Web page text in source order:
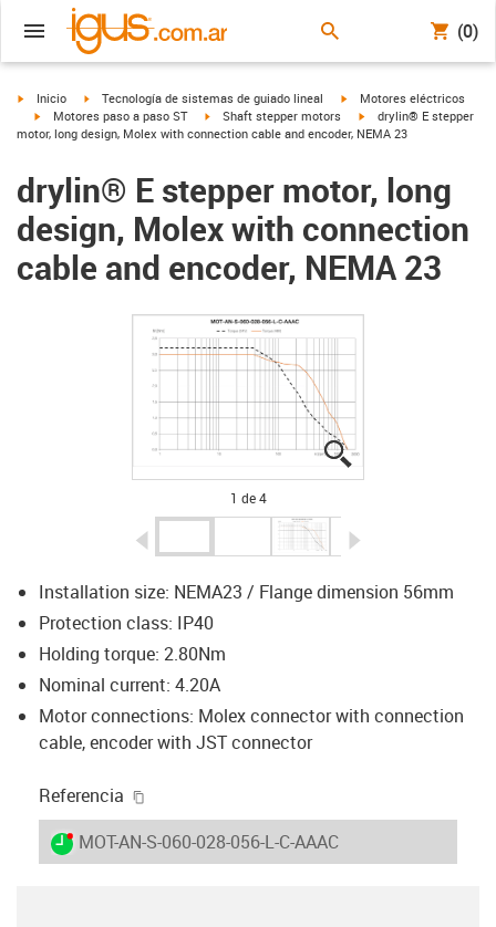
(0)
igus-icon-arrow-right
Inicio igus-icon-arrow-right
Tecnología de sistemas de guiado lineal igus-icon-arrow-right
Motores eléctricos
igus-icon-arrow-right
Motores paso a paso ST igus-icon-arrow-right
Shaft stepper motors igus-icon-arrow-right
drylin® E stepper
motor, long design, Molex with connection cable and encoder, NEMA 23
drylin® E stepper motor, long
design, Molex with connection
cable and encoder, NEMA 23
igus-icon-lupe
igus-icon-lupe
igus-icon-lupe
igus-icon-lupe
1 de 4
igus-icon-arrow-left
Installation size: NEMA23 / Flange dimension 56mm
Protection class: IP40
Holding torque: 2.80Nm
Nominal current: 4.20A
Motor connections: Molex connector with connection
cable, encoder with JST connector
Referencia
igus-icon-lieferzeit-dot
MOT-AN-S-060-028-056-L-C-AAAC